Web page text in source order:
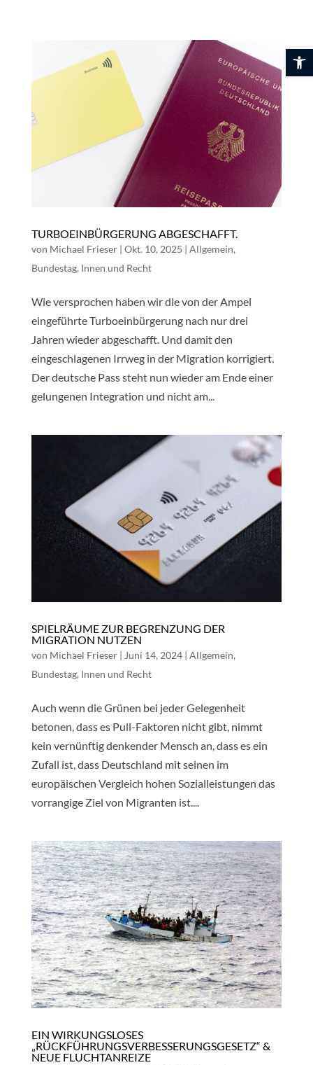
TURBOEINBÜRGERUNG ABGESCHAFFT.
von Michael Frieser| Okt. 10, 2025 | Allgemein,
Bundestag, Innen und Recht
Wie versprochen haben wir die von der Ampel
eingeführte Turboeinbürgerung nach nur drei
Jahren wieder abgeschafft. Und damit den
eingeschlagenen Irrweg in der Migration korrigiert.
Der deutsche Pass steht nun wieder am Ende einer
gelungenen Integration und nicht am...
SPIELRÄUME ZUR BEGRENZUNG DER
MIGRATION NUTZEN
von Michael Frieser| Juni 14, 2024| Allgemein,
Bundestag, Innen und Recht
Auch wenn die Grünen bei jeder Gelegenheit
betonen, dass es Pull-Faktoren nicht gibt, nimmt
kein vernünftig denkender Mensch an, dass es ein
Zufall ist, dass Deutschland mit seinen im
europäischen Vergleich hohen Sozialleistungen das
vorrangige Ziel von Migranten ist....
EIN WIRKUNGSLOSES
„RÜCKFÜHRUNGSVERBESSERUNGSGESETZ“ &
NEUE FLUCHTANREIZE